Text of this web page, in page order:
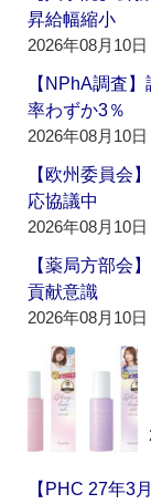
昇給幅縮小
2026年08月10日
【NPhA調査
率わずか3％
2026年08月10日
【欧州委員会
応協議中
2026年08月10日
【薬局方部会
貢献意識
2026年08月10日
【PHC 27年3